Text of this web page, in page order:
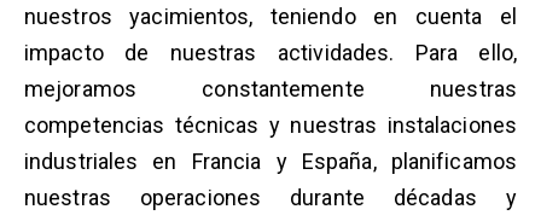
nuestros yacimientos, teniendo en cuenta el
impacto de nuestras actividades. Para ello,
mejoramos constantemente nuestras
competencias técnicas y nuestras instalaciones
industriales en Francia y España, planificamos
nuestras operaciones durante décadas y